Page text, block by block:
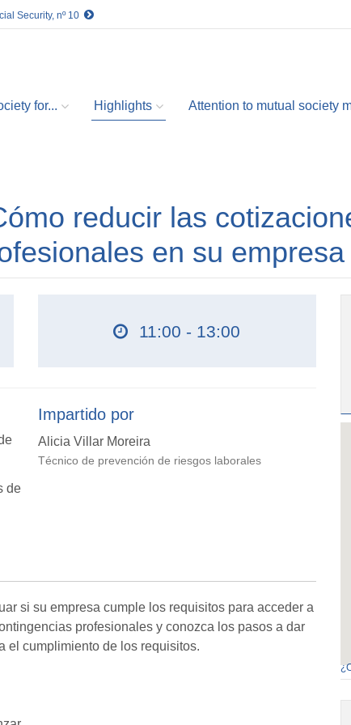
Security, nº 10
for... Highlights Attention to mutual society
reducir las
en su empresa
11:00 - 13:00
de
Impartido por
Alicia Villar Moreira
Técnico de prevención de riesgos laborales
si su empresa cumple los requisitos para acceder a
profesionales y conozca los pasos a dar
el cumplimiento de los requisitos.